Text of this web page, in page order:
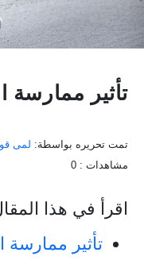
تأثير ممارسة
تمت تحريره بواسطة: لمى
مشاهدات : 0
اقرأ في هذا
تأثير ممارسة